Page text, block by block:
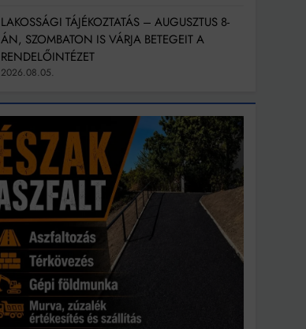
LAKOSSÁGI TÁJÉKOZTATÁS – AUGUSZTUS 8-
ÁN, SZOMBATON IS VÁRJA BETEGEIT A
RENDELŐINTÉZET
2026.08.05.